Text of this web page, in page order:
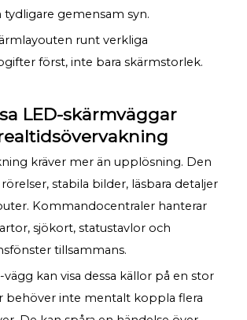
tydligare gemensam syn.
runt verkliga
först, inte bara skärmstorlek.
LED-skärmväggar
kräver mer än upplösning. Den
stabila bilder, läsbara detaljer
Kommandocentraler hanterar
sjökort, statustavlor och
tillsammans.
kan visa dessa källor på en stor
behöver inte mentalt koppla flera